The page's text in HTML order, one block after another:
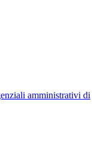
amministrativi di